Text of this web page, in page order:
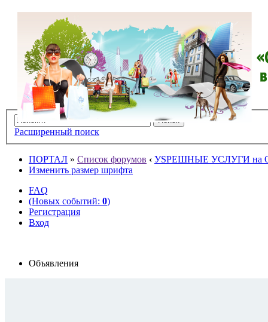
Расширенный поиск
ПОРТАЛ » Список форумов ‹ УSPЕШНЫЕ УСЛУГИ на
Изменить размер шрифта
FAQ
(Новых событий: 0)
Регистрация
Вход
Объявления